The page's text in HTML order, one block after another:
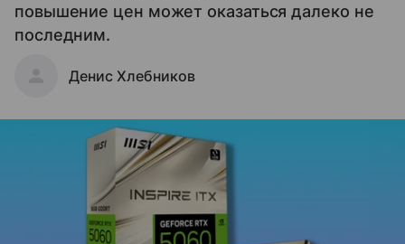
повышение цен может оказаться далеко не
последним.
Денис Хлебников